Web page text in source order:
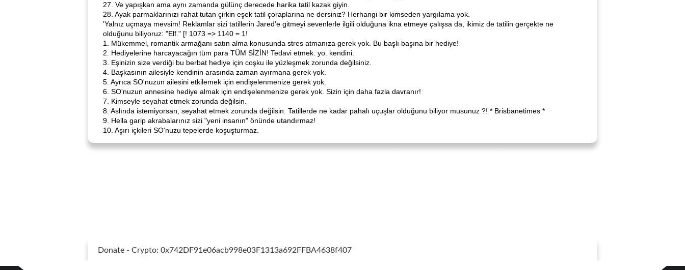
27. Ve yapışkan ama aynı zamanda gülünç derecede harika tatil kazak giyin.
28. Ayak parmaklarınızı rahat tutan çirkin eşek tatil çoraplarına ne dersiniz? Herhangi bir kimseden yargılama yok.
'Yalnız uçmaya mevsim! Reklamlar sizi tatillerin Jared'e gitmeyi sevenlerle ilgili olduğuna ikna etmeye çalışsa da, ikimiz de tatilin gerçekte ne
olduğunu biliyoruz: "Elf." [! 1073 => 1140 = 1!
1. Mükemmel, romantik armağanı satın alma konusunda stres atmanıza gerek yok. Bu başlı başına bir hediye!
2. Hediyelerine harcayacağın tüm para TÜM SİZİN! Tedavi etmek. yo. kendini.
3. Eşinizin size verdiği bu berbat hediye için coşku ile yüzleşmek zorunda değilsiniz.
4. Başkasının ailesiyle kendinin arasında zaman ayırmana gerek yok.
5. Ayrıca SO'nuzun ailesini etkilemek için endişelenmenize gerek yok.
6. SO'nuzun annesine hediye almak için endişelenmenize gerek yok. Sizin için daha fazla davranır!
7. Kimseyle seyahat etmek zorunda değilsin.
8. Aslında istemiyorsan, seyahat etmek zorunda değilsin. Tatillerde ne kadar pahalı uçuşlar olduğunu biliyor musunuz ?! * Brisbanetimes *
9. Hella garip akrabalarınız sizi "yeni insanın" önünde utandırmaz!
10. Aşırı içkileri SO'nuzu tepelerde koşuşturmaz.
Donate - Crypto: 0x742DF91e06acb998e03F1313a692FFBA4638f407